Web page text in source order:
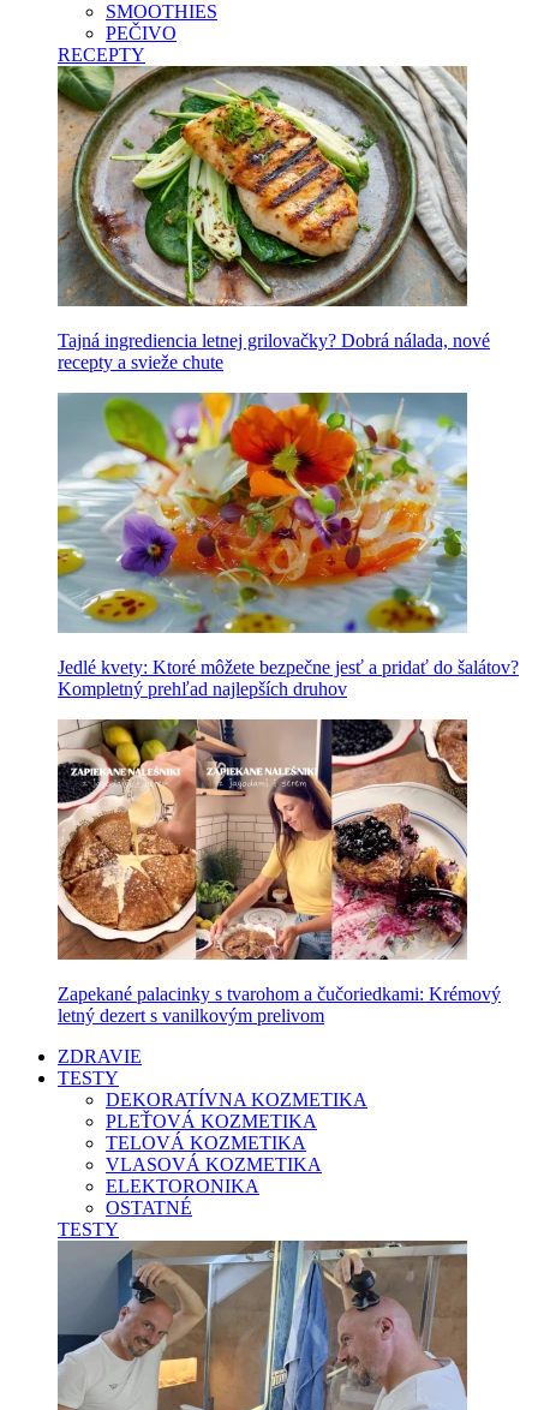
SMOOTHIES
PEČIVO
RECEPTY
Tajná ingrediencia letnej grilovačky? Dobrá nálada, nové
recepty a svieže chute
Jedlé kvety: Ktoré môžete bezpečne jesť a pridať do šalátov?
Kompletný prehľad najlepších druhov
Zapekané palacinky s tvarohom a čučoriedkami: Krémový
letný dezert s vanilkovým prelivom
ZDRAVIE
TESTY
DEKORATÍVNA KOZMETIKA
PLEŤOVÁ KOZMETIKA
TELOVÁ KOZMETIKA
VLASOVÁ KOZMETIKA
ELEKTORONIKA
OSTATNÉ
TESTY